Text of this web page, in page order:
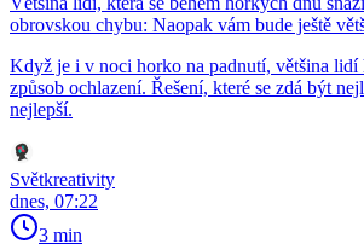
obrovskou chybu: Naopak vám bude ještě
Když je i v noci horko na padnutí, většina lidí
způsob ochlazení. Řešení, které se zdá být
nejlepší.
Světkreativity
dnes, 07:22
3 min